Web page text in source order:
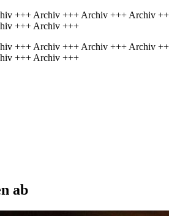
+++ Archiv +++ Archiv +++ Archiv
+++ Archiv +++
+++ Archiv +++ Archiv +++ Archiv
+++ Archiv +++
ab